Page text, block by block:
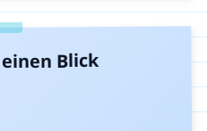
Blick